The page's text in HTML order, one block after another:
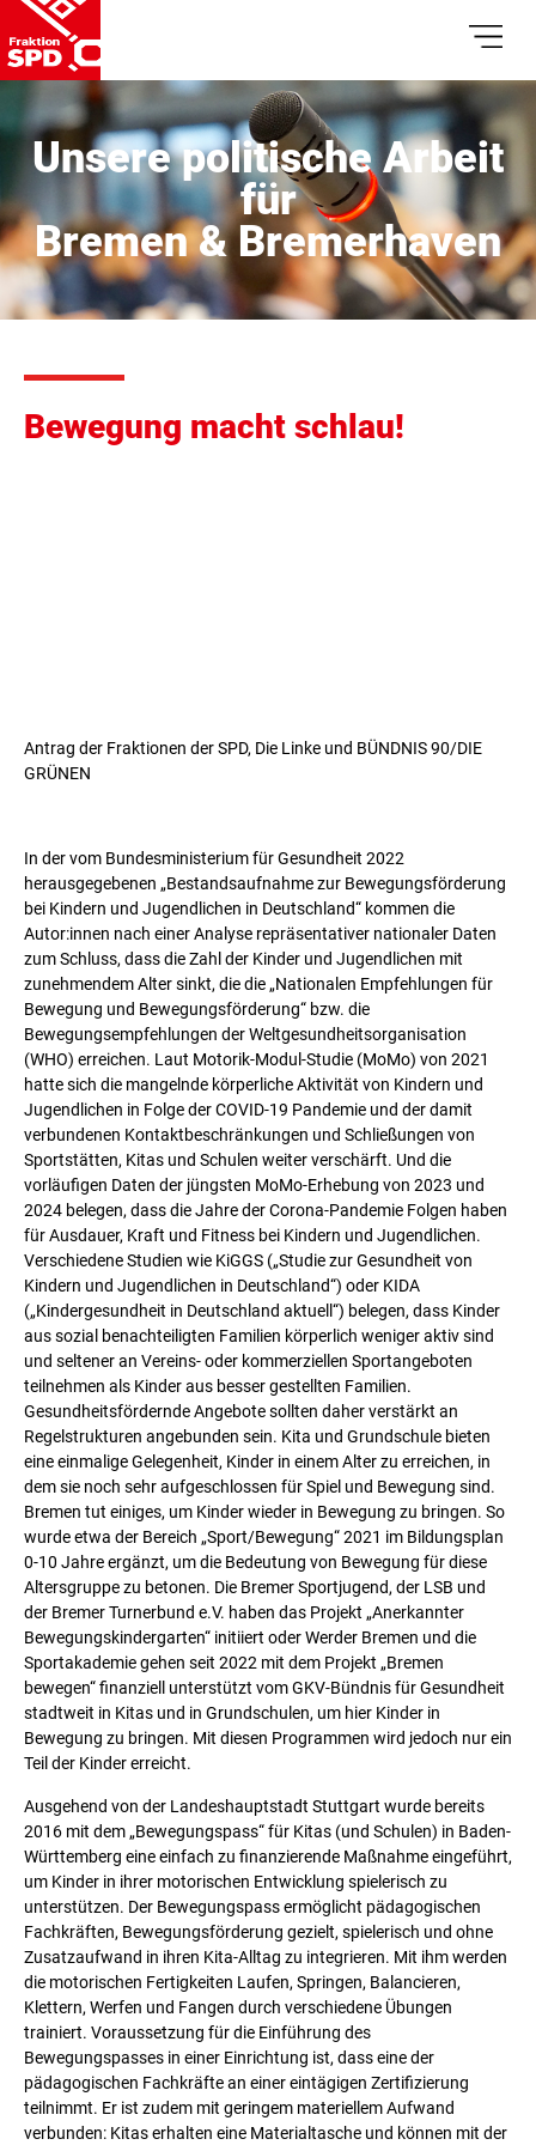
Unsere politische Arbeit
für
Bremen & Bremerhaven
Bewegung macht schlau!
Antrag der Fraktionen der SPD, Die Linke und BÜNDNIS 90/DIE
GRÜNEN
In der vom Bundesministerium für Gesundheit 2022
herausgegebenen „Bestandsaufnahme zur Bewegungsförderung
bei Kindern und Jugendlichen in Deutschland“ kommen die
Autor:innen nach einer Analyse repräsentativer nationaler Daten
zum Schluss, dass die Zahl der Kinder und Jugendlichen mit
zunehmendem Alter sinkt, die die „Nationalen Empfehlungen für
Bewegung und Bewegungsförderung“ bzw. die
Bewegungsempfehlungen der Weltgesundheitsorganisation
(WHO) erreichen. Laut Motorik-Modul-Studie (MoMo) von 2021
hatte sich die mangelnde körperliche Aktivität von Kindern und
Jugendlichen in Folge der COVID-19 Pandemie und der damit
verbundenen Kontaktbeschränkungen und Schließungen von
Sportstätten, Kitas und Schulen weiter verschärft. Und die
vorläufigen Daten der jüngsten MoMo-Erhebung von 2023 und
2024 belegen, dass die Jahre der Corona-Pandemie Folgen haben
für Ausdauer, Kraft und Fitness bei Kindern und Jugendlichen.
Verschiedene Studien wie KiGGS („Studie zur Gesundheit von
Kindern und Jugendlichen in Deutschland“) oder KIDA
(„Kindergesundheit in Deutschland aktuell“) belegen, dass Kinder
aus sozial benachteiligten Familien körperlich weniger aktiv sind
und seltener an Vereins- oder kommerziellen Sportangeboten
teilnehmen als Kinder aus besser gestellten Familien.
Gesundheitsfördernde Angebote sollten daher verstärkt an
Regelstrukturen angebunden sein. Kita und Grundschule bieten
eine einmalige Gelegenheit, Kinder in einem Alter zu erreichen, in
dem sie noch sehr aufgeschlossen für Spiel und Bewegung sind.
Bremen tut einiges, um Kinder wieder in Bewegung zu bringen. So
wurde etwa der Bereich „Sport/Bewegung“ 2021 im Bildungsplan
0-10 Jahre ergänzt, um die Bedeutung von Bewegung für diese
Altersgruppe zu betonen. Die Bremer Sportjugend, der LSB und
der Bremer Turnerbund e.V. haben das Projekt „Anerkannter
Bewegungskindergarten“ initiiert oder Werder Bremen und die
Sportakademie gehen seit 2022 mit dem Projekt „Bremen
bewegen“ finanziell unterstützt vom GKV-Bündnis für Gesundheit
stadtweit in Kitas und in Grundschulen, um hier Kinder in
Bewegung zu bringen. Mit diesen Programmen wird jedoch nur ein
Teil der Kinder erreicht.
Ausgehend von der Landeshauptstadt Stuttgart wurde bereits
2016 mit dem „Bewegungspass“ für Kitas (und Schulen) in Baden-
Württemberg eine einfach zu finanzierende Maßnahme eingeführt,
um Kinder in ihrer motorischen Entwicklung spielerisch zu
unterstützen. Der Bewegungspass ermöglicht pädagogischen
Fachkräften, Bewegungsförderung gezielt, spielerisch und ohne
Zusatzaufwand in ihren Kita-Alltag zu integrieren. Mit ihm werden
die motorischen Fertigkeiten Laufen, Springen, Balancieren,
Klettern, Werfen und Fangen durch verschiedene Übungen
trainiert. Voraussetzung für die Einführung des
Bewegungspasses in einer Einrichtung ist, dass eine der
pädagogischen Fachkräfte an einer eintägigen Zertifizierung
teilnimmt. Er ist zudem mit geringem materiellem Aufwand
verbunden: Kitas erhalten eine Materialtasche und können mit der